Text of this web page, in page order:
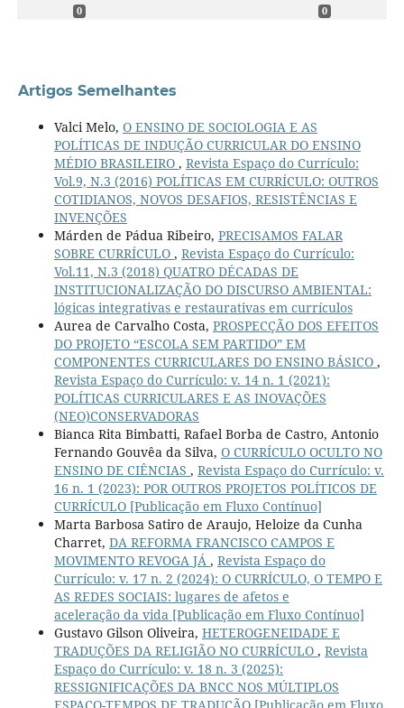
0 0
Artigos Semelhantes
Valci Melo, O ENSINO DE SOCIOLOGIA E AS
POLÍTICAS DE INDUÇÃO CURRICULAR DO ENSINO
MÉDIO BRASILEIRO , Revista Espaço do Currículo:
Vol.9, N.3 (2016) POLÍTICAS EM CURRÍCULO: OUTROS
COTIDIANOS, NOVOS DESAFIOS, RESISTÊNCIAS E
INVENÇÕES
Márden de Pádua Ribeiro, PRECISAMOS FALAR
SOBRE CURRÍCULO , Revista Espaço do Currículo:
Vol.11, N.3 (2018) QUATRO DÉCADAS DE
INSTITUCIONALIZAÇÃO DO DISCURSO AMBIENTAL:
lógicas integrativas e restaurativas em currículos
Aurea de Carvalho Costa, PROSPECÇÃO DOS EFEITOS
DO PROJETO “ESCOLA SEM PARTIDO” EM
COMPONENTES CURRICULARES DO ENSINO BÁSICO ,
Revista Espaço do Currículo: v. 14 n. 1 (2021):
POLÍTICAS CURRICULARES E AS INOVAÇÕES
(NEO)CONSERVADORAS
Bianca Rita Bimbatti, Rafael Borba de Castro, Antonio
Fernando Gouvêa da Silva, O CURRÍCULO OCULTO NO
ENSINO DE CIÊNCIAS , Revista Espaço do Currículo: v.
16 n. 1 (2023): POR OUTROS PROJETOS POLÍTICOS DE
CURRÍCULO [Publicação em Fluxo Contínuo]
Marta Barbosa Satiro de Araujo, Heloize da Cunha
Charret, DA REFORMA FRANCISCO CAMPOS E
MOVIMENTO REVOGA JÁ , Revista Espaço do
Currículo: v. 17 n. 2 (2024): O CURRÍCULO, O TEMPO E
AS REDES SOCIAIS: lugares de afetos e
aceleração da vida [Publicação em Fluxo Contínuo]
Gustavo Gilson Oliveira, HETEROGENEIDADE E
TRADUÇÕES DA RELIGIÃO NO CURRÍCULO , Revista
Espaço do Currículo: v. 18 n. 3 (2025):
RESSIGNIFICAÇÕES DA BNCC NOS MÚLTIPLOS